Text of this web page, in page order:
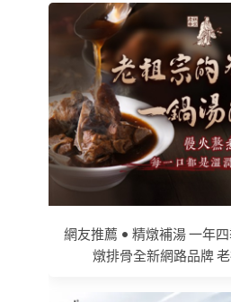
網友推薦 • 精燉補湯 一年
燉排骨全新網路品牌